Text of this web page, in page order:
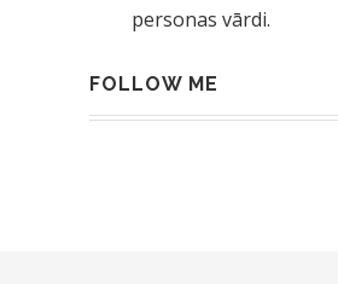
personas vārdi.
FOLLOW ME